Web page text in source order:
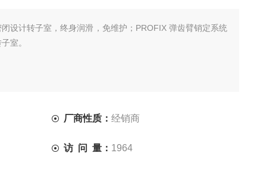
设计转子室，终身润滑，免维护；PROFIX 弹齿臂销定系统
室。
厂商性质：经销商
访 问 量： 1964